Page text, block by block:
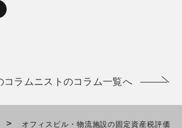
コラムニストのコラム一覧へ
> オフィスビル・物流施設の固定資産税評価